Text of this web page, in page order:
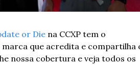
or Die na CCXP tem o
que acredita e compartilha
nossa cobertura e veja todos os